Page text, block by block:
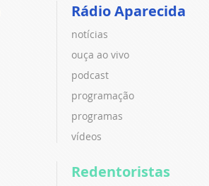
Rádio Aparecida
notícias
ouça ao vivo
podcast
programação
programas
vídeos
Redentoristas